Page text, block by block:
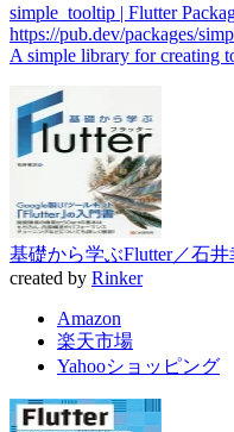
simple_tooltip | Flutter
https://pub.dev/packages/
A simple library for creating
基礎から学ぶFlutter／石井
created by Rinker
Amazon
楽天市場
Yahooショッピング